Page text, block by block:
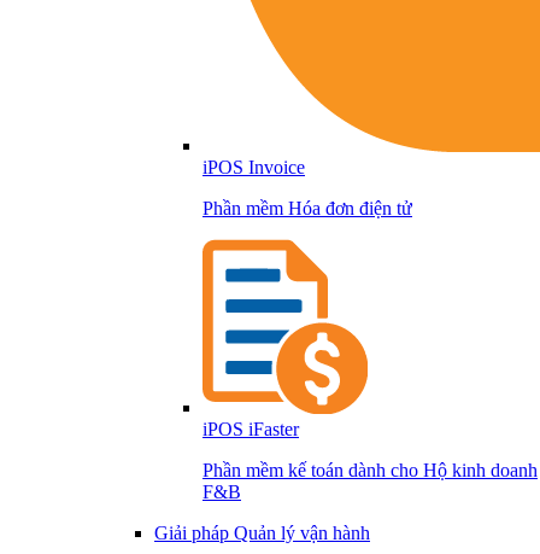
iPOS Invoice
Phần mềm Hóa đơn điện tử
iPOS iFaster
Phần mềm kế toán dành cho Hộ kinh doanh
F&B
Giải pháp Quản lý vận hành